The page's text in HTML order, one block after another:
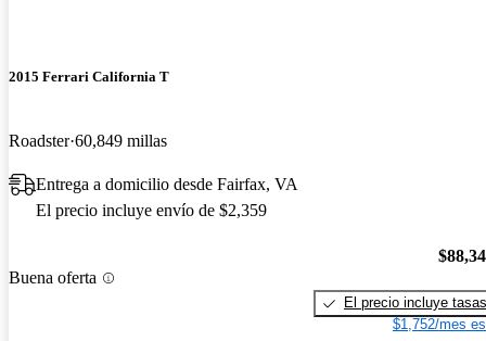
2015 Ferrari California T
Roadster 60,849 millas
Entrega a domicilio desde Fairfax, VA
El precio incluye envío de $2,359
Buena oferta
El precio incluye tasas
$1,752/mes